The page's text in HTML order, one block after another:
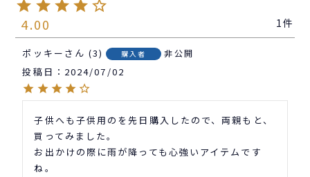
4.00 1
ポッキー 3 購入者 非公開
投稿日 2024/07/02
子供へも子供用のを先日購入したので、両親もと、
買ってみました。
お出かけの際に雨が降っても心強いアイテムです
ね。